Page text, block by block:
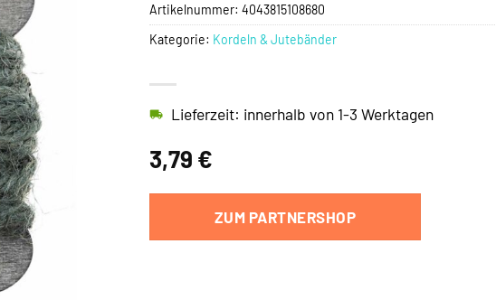
3,79 €
Lieferzeit: innerhalb von 1-3 Werktagen
ZUM PARTNERSHOP
Artikelnummer: 4043815108680
Kategorie: Kordeln & Jutebänder